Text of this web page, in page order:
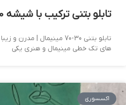
تابلو بتنی ترکیب با شیشه 30-70 مینیمال
تابلو بتنی 30-70 مینیمال |
های تک خطی مینیمال و هنری یکی
اکسسوری